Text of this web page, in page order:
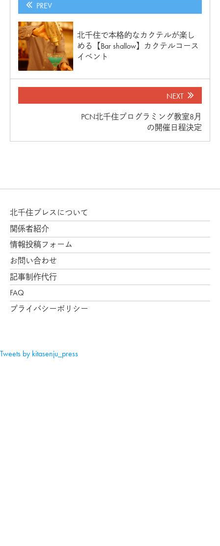
PREV
北千住で本格的なカクテルが楽し
める【Bar shallow】カクテルコース
イベント
NEXT
PCN北千住プログラミング教室8月
の開催日程決定
北千住プレスについて
関係者紹介
情報投稿フォーム
お問い合わせ
記事制作代行
FAQ
プライバシーポリシー
Tweets by kitasenju_press